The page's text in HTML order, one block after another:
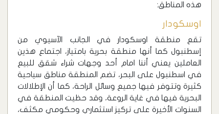
هذه المناطق:
اوسكودار
تقع منطقة اوسكودار في الجانب الآسيوي من
إسطنبول كما أنها منطقة بحرية بامتياز، اجتماع هذين
العاملين يعني أننا امام أحد وجهات شراء شقق للبيع
في اسطنبول على البحر، تضم المنطقة مناطق سياحية
كثيرة وتتوفر فيها جميع وسائل الراحة، كما أن الإطلالات
البحرية فيها في غاية الروعة، وقد حظيت المنطقة في
السنوات الأخيرة على تركيز استثماري وحكومي مكثف،